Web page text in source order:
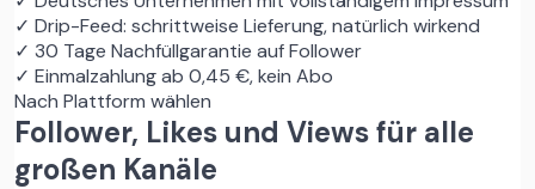
✓ Drip-Feed: schrittweise Lieferung, natürlich wirkend
✓ 30 Tage Nachfüllgarantie auf Follower
✓ Einmalzahlung ab 0,45 €, kein Abo
Nach Plattform wählen
Follower, Likes und Views für alle
großen Kanäle